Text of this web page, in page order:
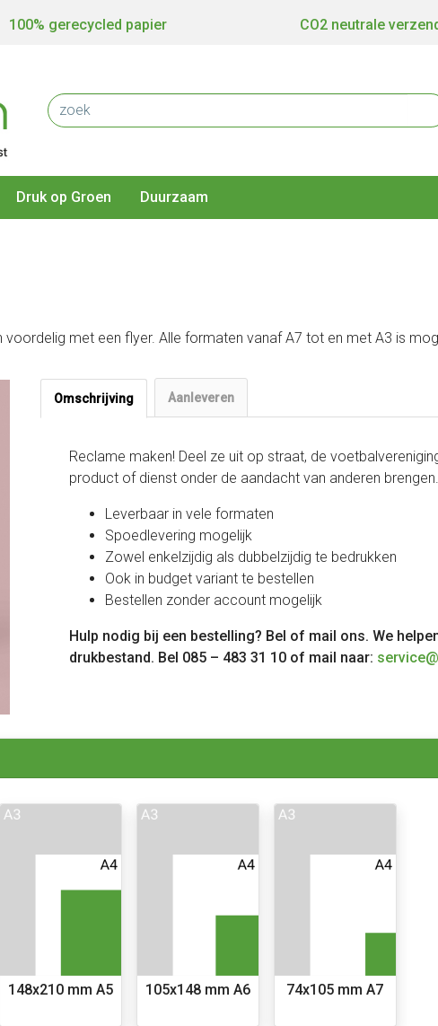
100% gerecycled papier CO2 neutrale
Druk op Groen Duurzaam
met een flyer. Alle formaten vanaf A7 tot en met A3 is
Omschrijving Aanleveren
Reclame maken! Deel ze uit op straat, de
product of dienst onder de aandacht van anderen brengen.
Leverbaar in vele formaten
Spoedlevering mogelijk
Zowel enkelzijdig als dubbelzijdig te bedrukken
Ook in budget variant te bestellen
Bestellen zonder account mogelijk
Hulp nodig bij een bestelling? Bel of mail ons. We
drukbestand. Bel 085 – 483 31 10 of mail naar:
148x210 mm A5 105x148 mm A6 74x105 mm A7